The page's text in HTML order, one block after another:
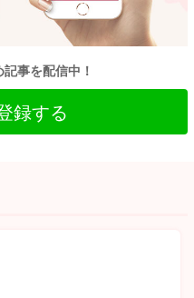
事を配信中！
録する